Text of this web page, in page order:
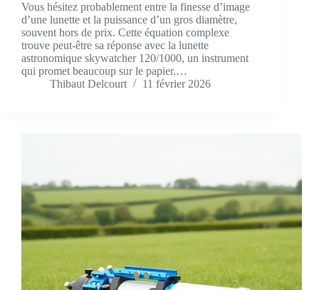
Vous hésitez probablement entre la finesse d’image
d’une lunette et la puissance d’un gros diamètre,
souvent hors de prix. Cette équation complexe
trouve peut-être sa réponse avec la lunette
astronomique skywatcher 120/1000, un instrument
qui promet beaucoup sur le papier.…
Thibaut Delcourt
11 février 2026